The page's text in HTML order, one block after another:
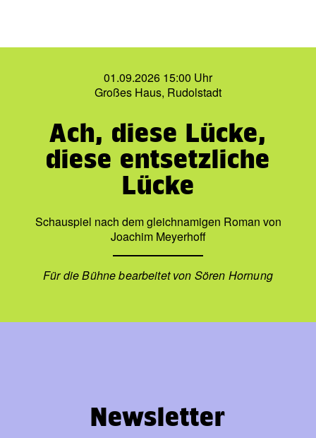
01.09.2026 15:00 Uhr
Großes Haus, Rudolstadt
Ach, diese Lücke,
diese entsetzliche
Lücke
Schauspiel nach dem gleichnamigen Roman von
Joachim Meyerhoff
Für die Bühne bearbeitet von Sören Hornung
Newsletter